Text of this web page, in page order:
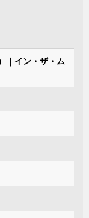
｜イン・ザ・ム